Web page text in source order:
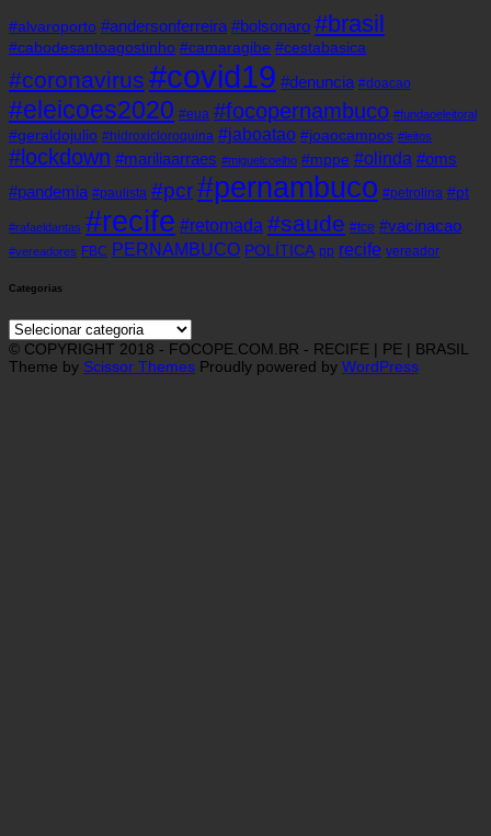
#alvaroporto #andersonferreira #bolsonaro #brasil
#cabodesantoagostinho #camaragibe #cestabasica
#coronavirus #covid19 #denuncia #doacao
#eleicoes2020 #eua #focopernambuco #fundaoeleitoral
#geraldojulio #hidroxicloroquina #jaboatao #joaocampos #leitos
#lockdown #mariliaarraes #miguelcoelho #mppe #olinda #oms
#pandemia #paulista #pcr#pernambuco #petrolina #pt
#rafaeldantas #recife #retomada #saude #tce #vacinacao
#vereadores FBC PERNAMBUCO POLÍTICA pp recife vereador
Categorias
Categorias
© COPYRIGHT 2018 - FOCOPE.COM.BR - RECIFE | PE | BRASIL
Theme by Scissor Themes Proudly powered by WordPress